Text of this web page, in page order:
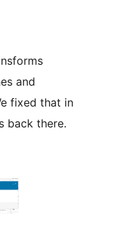
and
fixed that in
back there.